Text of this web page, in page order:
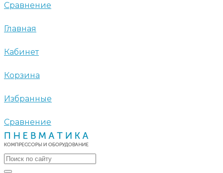
Сравнение
Главная
Кабинет
Корзина
Избранные
Сравнение